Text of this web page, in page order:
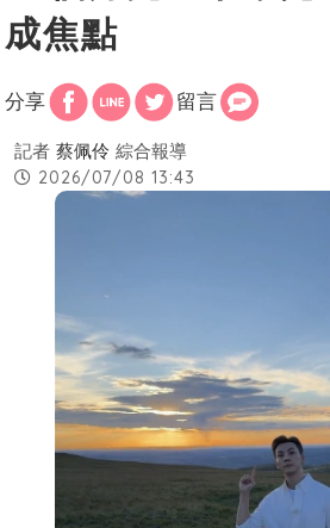
成焦點
分享 留言
記者 蔡佩伶 綜合報導
2026/07/08 13:43